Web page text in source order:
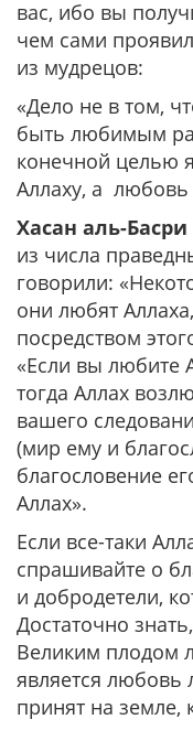
вас, ибо вы
чем сами
из мудрецов:
«Дело не в том,
быть любимым
конечной целью
Аллаху, а любовь
Хасан аль-Басри
из числа
говорили:
они любят
посредством
«Если вы любите
тогда Аллах
вашего
(мир ему и
благословение
Аллах».
Если все-таки
спрашивайте о
и добродетели,
Достаточно
Великим плодом
является любовь
принят на земле,